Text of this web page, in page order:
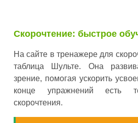
Скорочтение: быстрое
На сайте в тренажере для
таблица Шульте. Она
зрение, помогая ускорить
конце упражнений есть
скорочтения.